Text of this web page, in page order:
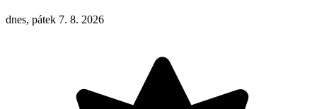
dnes, pátek 7. 8. 2026